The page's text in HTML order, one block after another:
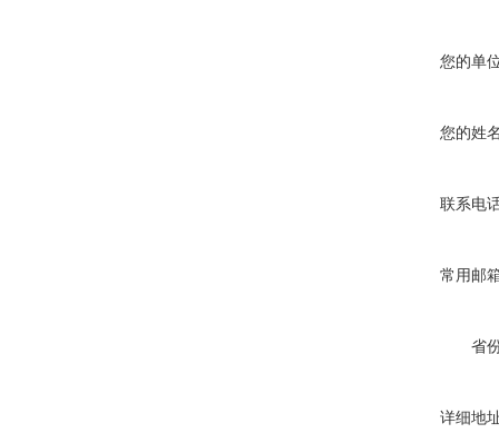
您的单
您的姓
联系电
常用邮
省
详细地